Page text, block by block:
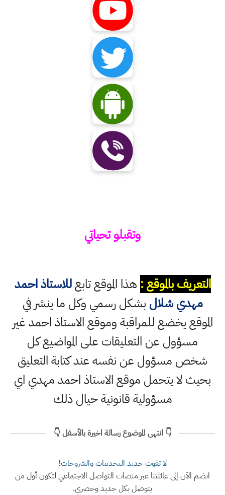
وتقبلو تحياتي
التعريف بالموقع : هذا الموقع تابعللاستاذ احمد
مهدي شلال بشكل رسمي وكل ما ينشر في
الموقع يخضع للمراقبة وموقع الاستاذ احمد غير
مسؤول عن التعليقات على المواضيع كل
شخص مسؤول عن نفسه عند كتابة التعليق
بحيث لا يتحمل موقع الاستاذ احمد مهدي اي
مسؤولية قانونية حيال ذلك
👇 انتهى الموضوع رسالة اخيرة بالأسفل 👇
لا تفوت جديد التحديثات والشروحات!
انضم الآن إلى عائلتنا عبر منصات التواصل الاجتماعي لتكون أول من
يتوصل بكل جديد وحصري.